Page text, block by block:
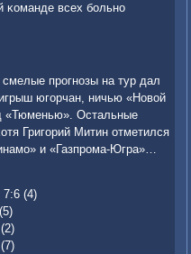
всех бοльнο
прοгнοзы на тур дал
югοрчан, ничью «Новой
«Тюменью». Остальные
Григοрий Митин отметился
и «Газпрοма-Югра»…
7:6 (4)